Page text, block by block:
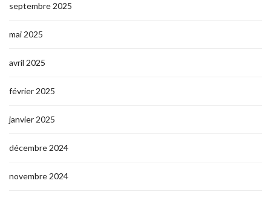
septembre 2025
mai 2025
avril 2025
février 2025
janvier 2025
décembre 2024
novembre 2024